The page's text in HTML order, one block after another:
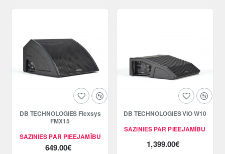
SAZINIES PAR PIEEJAMĪBU
DB TECHNOLOGIES Flexsys
FMX15
649.00€
SAZINIES PAR PIEEJAMĪBU
DB TECHNOLOGIES VIO W10
1,399.00€